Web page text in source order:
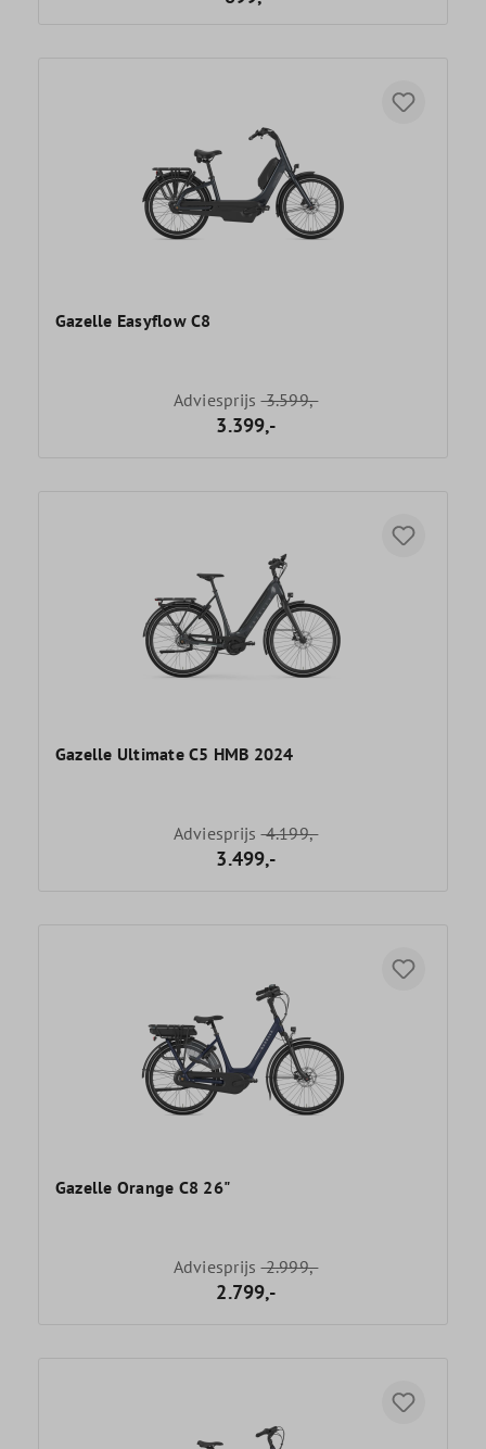
Gazelle Easyflow C8
Adviesprijs3.599,-
3.399,-
Gazelle Ultimate C5 HMB 2024
Adviesprijs4.199,-
3.499,-
Gazelle Orange C8 26"
Adviesprijs2.999,-
2.799,-